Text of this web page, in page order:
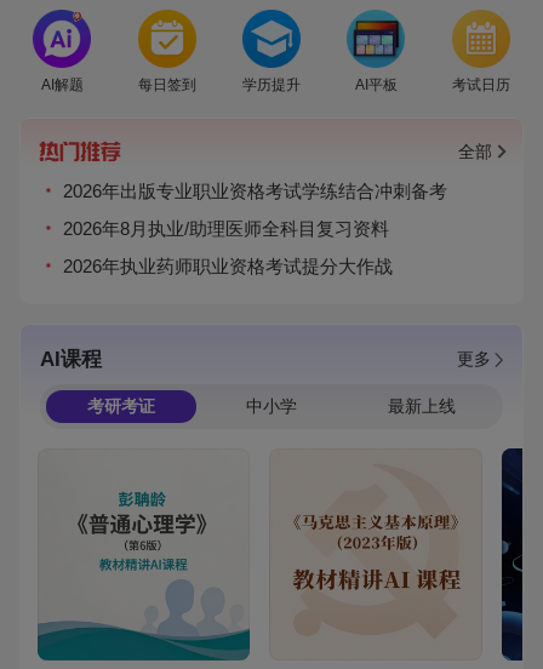
爆
AI解题 每日签到 学历提升 AI平板 考试日历
全部
2026年出版专业职业资格考试学练结合冲刺备考
2026年8月执业/助理医师全科目复习资料
2026年执业药师职业资格考试提分大作战
AI课程 更多
考研考证 中小学 最新上线